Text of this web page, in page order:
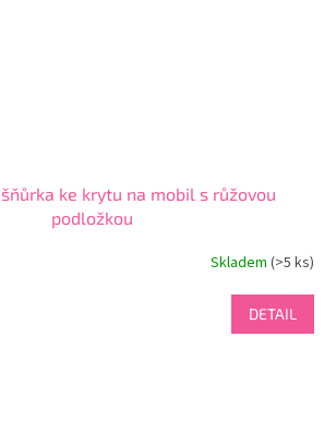
ke krytu na mobil s růžovou
podložkou
Skladem (>5 ks)
DETAIL